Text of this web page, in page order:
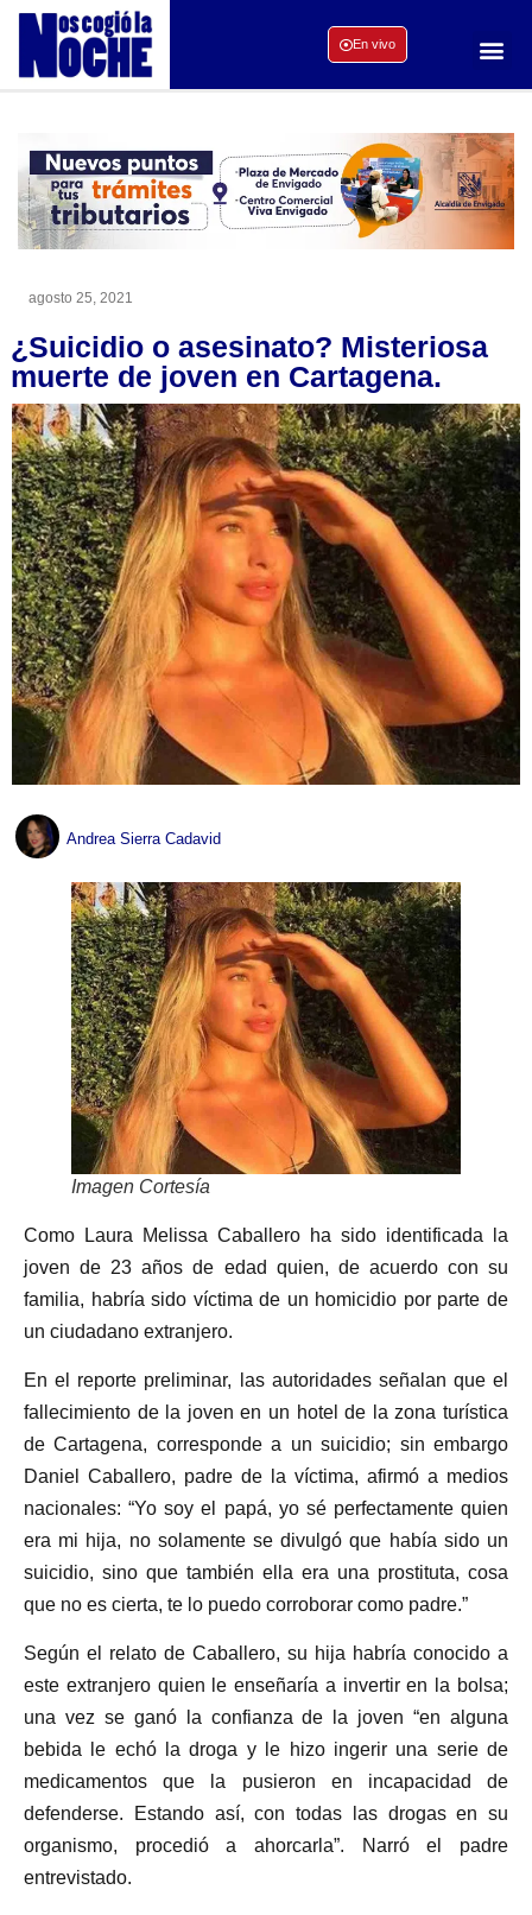
En vivo
agosto 25, 2021
¿Suicidio o asesinato? Misteriosa
muerte de joven en Cartagena.
Andrea Sierra Cadavid
Imagen Cortesía
Como Laura Melissa Caballero ha sido identificada la
joven de 23 años de edad quien, de acuerdo con su
familia, habría sido víctima de un homicidio por parte de
un ciudadano extranjero.
En el reporte preliminar, las autoridades señalan que el
fallecimiento de la joven en un hotel de la zona turística
de Cartagena, corresponde a un suicidio; sin embargo
Daniel Caballero, padre de la víctima, afirmó a medios
nacionales: “Yo soy el papá, yo sé perfectamente quien
era mi hija, no solamente se divulgó que había sido un
suicidio, sino que también ella era una prostituta, cosa
que no es cierta, te lo puedo corroborar como padre.”
Según el relato de Caballero, su hija habría conocido a
este extranjero quien le enseñaría a invertir en la bolsa;
una vez se ganó la confianza de la joven “en alguna
bebida le echó la droga y le hizo ingerir una serie de
medicamentos que la pusieron en incapacidad de
defenderse. Estando así, con todas las drogas en su
organismo, procedió a ahorcarla”. Narró el padre
entrevistado.